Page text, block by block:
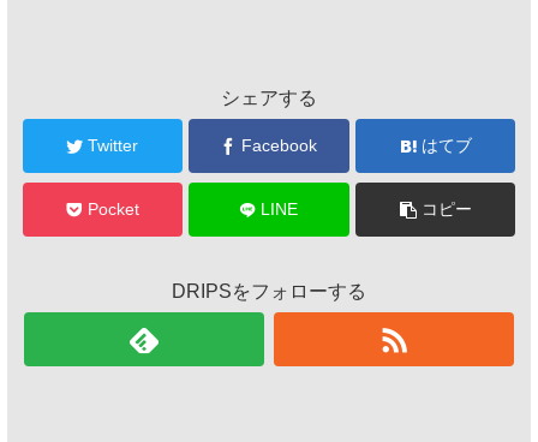
シェアする
Twitter Facebook はてブ
Pocket LINE コピー
DRIPSをフォローする